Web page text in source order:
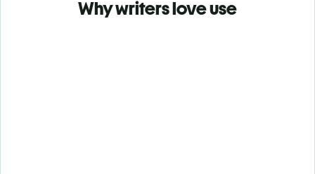
Why writers love use